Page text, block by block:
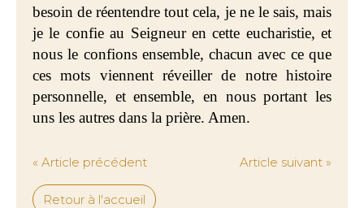
besoin de réentendre tout cela, je ne le sais, mais
je le confie au Seigneur en cette eucharistie, et
nous le confions ensemble, chacun avec ce que
ces mots viennent réveiller de notre histoire
personnelle, et ensemble, en nous portant les
uns les autres dans la prière. Amen.
« Article précédent Article suivant »
Retour à l'accueil